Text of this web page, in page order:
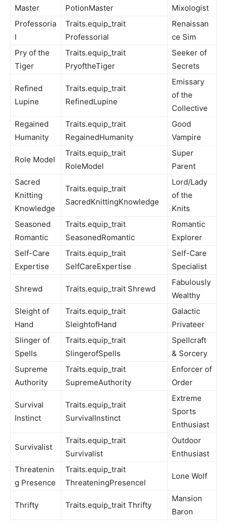
Master PotionMaster
Mixologist
Professoria
l
Traits.equip_trait
Professorial
Renaissan
ce Sim
Pry of the
Tiger
Traits.equip_trait
PryoftheTiger
Seeker of
Secrets
Refined
Lupine
Traits.equip_trait
RefinedLupine
Emissary
of the
Collective
Regained
Humanity
Traits.equip_trait
RegainedHumanity
Good
Vampire
Role Model
Traits.equip_trait
RoleModel
Super
Parent
Sacred
Knitting
Knowledge
Traits.equip_trait
SacredKnittingKnowledge
Lord/Lady
of the
Knits
Seasoned
Romantic
Traits.equip_trait
SeasonedRomantic
Romantic
Explorer
Self-Care
Expertise
Traits.equip_trait
SelfCareExpertise
Self-Care
Specialist
Shrewd Traits.equip_trait Shrewd
Fabulously
Wealthy
Sleight of
Hand
Traits.equip_trait
SleightofHand
Galactic
Privateer
Slinger of
Spells
Traits.equip_trait
SlingerofSpells
Spellcraft
& Sorcery
Supreme
Authority
Traits.equip_trait
SupremeAuthority
Enforcer of
Order
Survival
Instinct
Traits.equip_trait
SurvivalInstinct
Extreme
Sports
Enthusiast
Survivalist
Traits.equip_trait
Survivalist
Outdoor
Enthusiast
Threatenin
g Presence
Traits.equip_trait
ThreateningPresencel
Lone Wolf
Thrifty Traits.equip_trait Thrifty
Mansion
Baron